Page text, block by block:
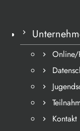
Online/
Kontakt